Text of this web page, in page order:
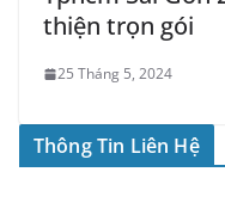
thiện trọn gói
25 Tháng 5, 2024
Thông Tin Liên Hệ